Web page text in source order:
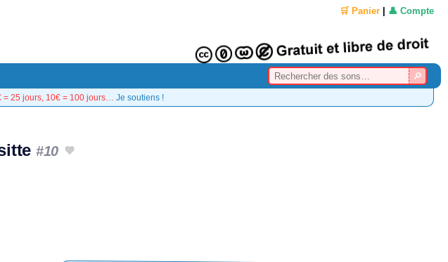
🛒 Panier 👤 Compte
= 25 jours, 10€ = 100 jours… Je soutiens !
#10